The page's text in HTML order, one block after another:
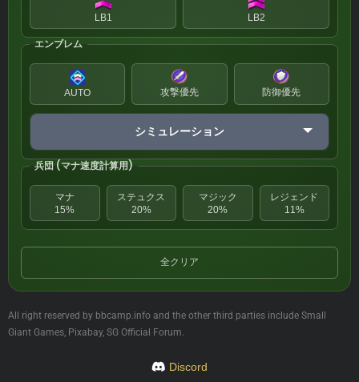
LB1 LB2
エンブレム
AUTO 攻撃優先 防御優先
シミュレーション
兵団 (マナ速度計算用)
マナ
15%
ステュクス
20%
マジック
20%
レジェンド
11%
全クリア
All right reserved by bbcamp.info and the other third parties include Small
Giant Games, Pixabay, SG Official Forum.
Discord